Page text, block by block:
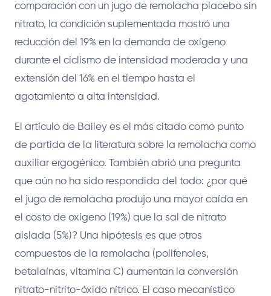
comparación con un jugo de remolacha placebo sin
nitrato, la condición suplementada mostró una
reducción del 19% en la demanda de oxígeno
durante el ciclismo de intensidad moderada y una
extensión del 16% en el tiempo hasta el
agotamiento a alta intensidad.
El artículo de Bailey es el más citado como punto
de partida de la literatura sobre la remolacha como
auxiliar ergogénico. También abrió una pregunta
que aún no ha sido respondida del todo: ¿por qué
el jugo de remolacha produjo una mayor caída en
el costo de oxígeno (19%) que la sal de nitrato
aislada (5%)? Una hipótesis es que otros
compuestos de la remolacha (polifenoles,
betalaínas, vitamina C) aumentan la conversión
nitrato-nitrito-óxido nítrico. El caso mecanístico